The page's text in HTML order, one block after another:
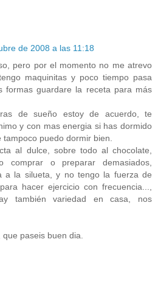
de 2008 a las 11:18
pero por el momento no me atrevo
maquinitas y poco tiempo pasa
formas guardare la receta para más
de sueño estoy de acuerdo, te
y con mas energia si has dormido
tampoco puedo dormir bien.
al dulce, sobre todo al chocolate,
comprar o preparar demasiados,
a la silueta, y no tengo la fuerza de
hacer ejercicio con frecuencia...,
también variedad en casa, nos
que paseis buen dia.